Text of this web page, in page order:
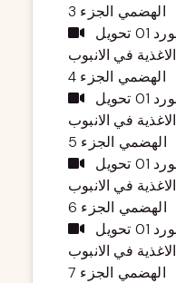
الهضمي الجزء 3
المورد 01 تحويل
الاغذية في الانبوب
الهضمي الجزء 4
المورد 01 تحويل
الاغذية في الانبوب
الهضمي الجزء 5
المورد 01 تحويل
الاغذية في الانبوب
الهضمي الجزء 6
المورد 01 تحويل
الاغذية في الانبوب
الهضمي الجزء 7